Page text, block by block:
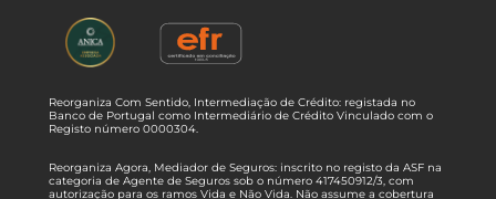
Reorganiza Com Sentido, Intermediação de Crédito: registada no
Banco de Portugal como Intermediário de Crédito Vinculado com o
Registo número 0000304.
Reorganiza Agora, Mediador de Seguros: inscrito no registo da ASF na
categoria de Agente de Seguros sob o número 417450912/3, com
autorização para os ramos Vida e Não Vida. Não assume a cobertura